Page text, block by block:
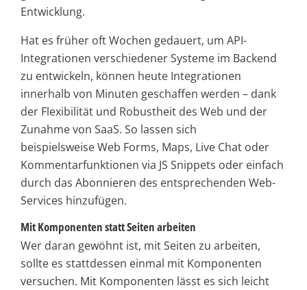
Entwicklung.
Hat es früher oft Wochen gedauert, um API-
Integrationen verschiedener Systeme im Backend
zu entwickeln, können heute Integrationen
innerhalb von Minuten geschaffen werden – dank
der Flexibilität und Robustheit des Web und der
Zunahme von SaaS. So lassen sich
beispielsweise Web Forms, Maps, Live Chat oder
Kommentarfunktionen via JS Snippets oder einfach
durch das Abonnieren des entsprechenden Web-
Services hinzufügen.
Mit Komponenten statt Seiten arbeiten
Wer daran gewöhnt ist, mit Seiten zu arbeiten,
sollte es stattdessen einmal mit Komponenten
versuchen. Mit Komponenten lässt es sich leicht